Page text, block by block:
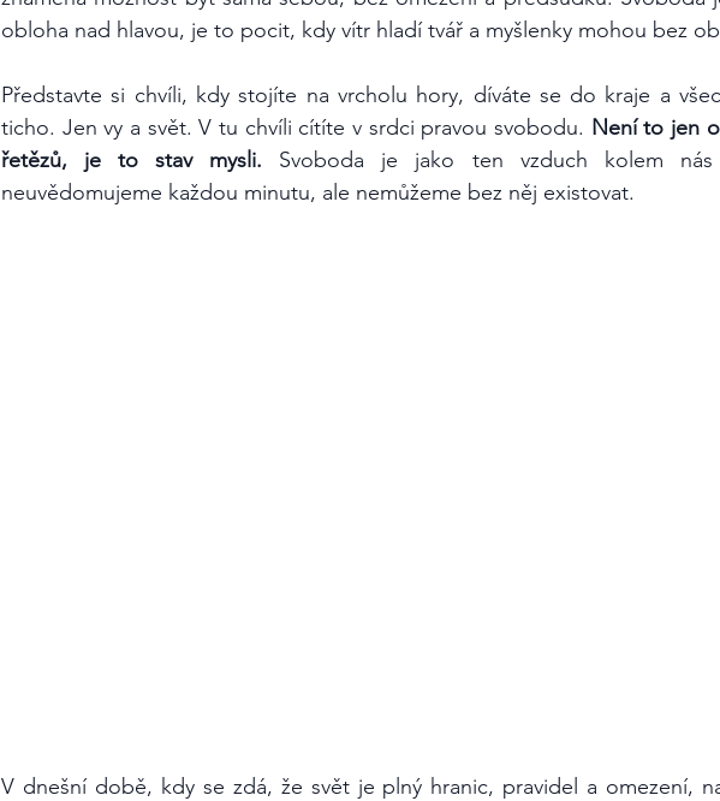
obloha nad hlavou, je to pocit, kdy vítr hladí tvář a myšlenky mohou bez
Představte si chvíli, kdy stojíte na vrcholu hory, díváte se do kraje a
ticho. Jen vy a svět. V tu chvíli cítíte v srdci pravou svobodu. Není to jen
řetězů, je to stav mysli. Svoboda je jako ten vzduch kolem
neuvědomujeme každou minutu, ale nemůžeme bez něj existovat.
V dnešní době, kdy se zdá, že svět je plný hranic, pravidel a omezení,